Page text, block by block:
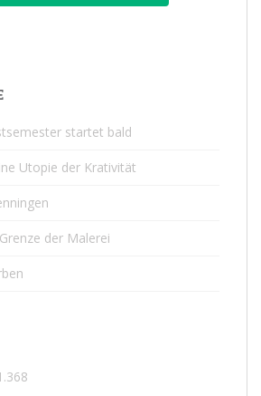
startet bald
Utopie der Krativität
der Malerei